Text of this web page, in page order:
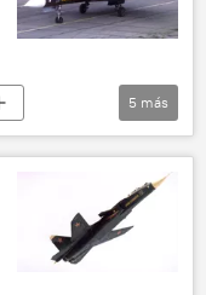
5 más